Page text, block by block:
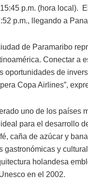
p.m. (hora local).
p.m., llegando a
de Paramaribo
Conectar a
oportunidades de
Copa Airlines”,
uno de los países
para el desarrollo
caña de azúcar y
gastronómicas y
holandesa
en el 2002.